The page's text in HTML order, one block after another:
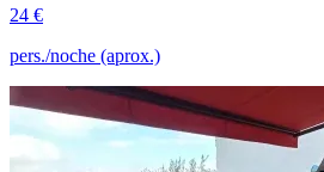
24 €
pers./noche (aprox.)